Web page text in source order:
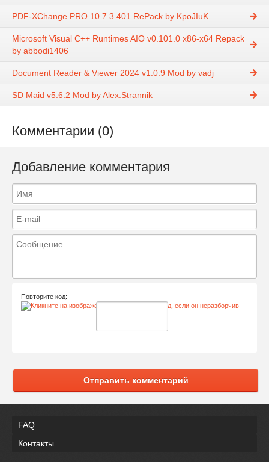
PDF-XChange PRO 10.7.3.401 RePack by KpoJIuK
Microsoft Visual C++ Runtimes AIO v0.101.0 x86-x64 Repack
by abbodi1406
Document Reader & Viewer 2024 v1.0.9 Mod by vadj
SD Maid v5.6.2 Mod by Alex.Strannik
Комментарии (0)
Добавление комментария
Повторите код:
Отправить комментарий
FAQ
Контакты